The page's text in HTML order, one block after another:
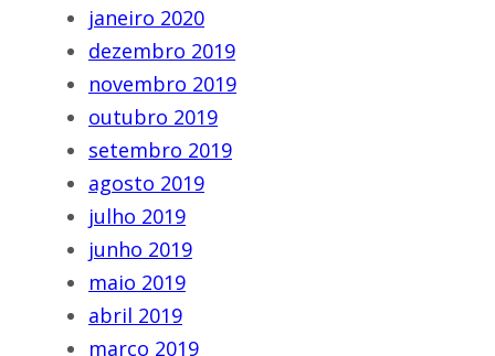
janeiro 2020
dezembro 2019
novembro 2019
outubro 2019
setembro 2019
agosto 2019
julho 2019
junho 2019
maio 2019
abril 2019
março 2019